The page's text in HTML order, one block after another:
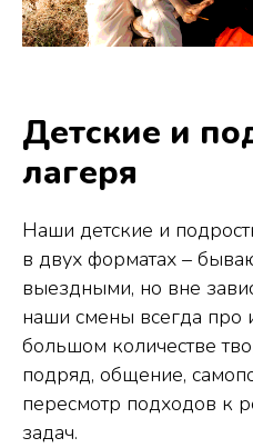
Детские и
лагеря
Наши детские и
в двух форматах –
выездными, но вне
наши смены всегда про
большом количестве
подряд, общение,
пересмотр подходов к
задач.